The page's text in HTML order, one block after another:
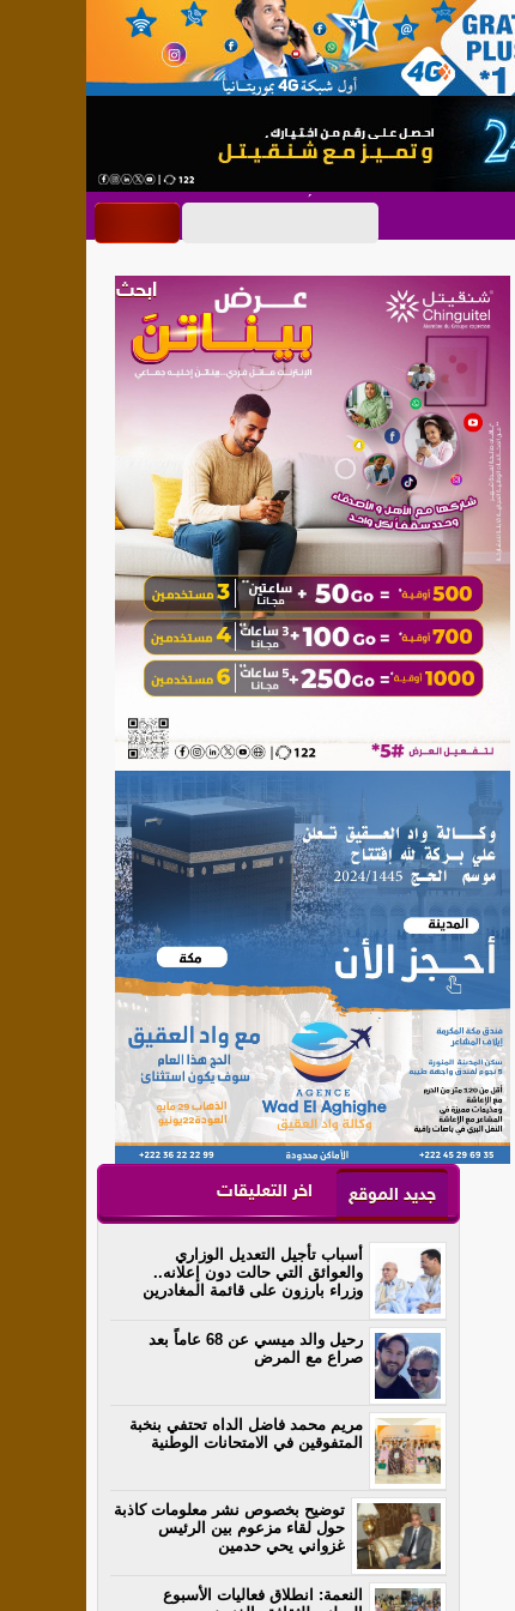
جديد الموقع اخر التعليقات
أسباب تأجيل التعديل الوزاري
والعوائق التي حالت دون إعلانه..
وزراء بارزون على قائمة المغادرين
رحيل والد ميسي عن 68 عاماً بعد
صراع مع المرض
مريم محمد فاضل الداه تحتفي بنخبة
المتفوقين في الامتحانات الوطنية
توضيح بخصوص نشر معلومات كاذبة
حول لقاء مزعوم بين الرئيس
غزواني يحي حدمين
النعمة: انطلاق فعاليات الأسبوع